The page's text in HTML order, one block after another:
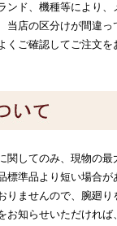
ンド、機種等により
当店の区分けが間違っ
ご確認してご注文を
関してのみ、現物の最
準品より短い場合が
ませんので、腕廻り
知らせいただければ